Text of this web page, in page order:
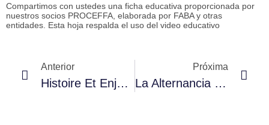
Compartimos con ustedes una ficha educativa proporcionada por
nuestros socios PROCEFFA, elaborada por FABA y otras
entidades. Esta hoja respalda el uso del video educativo
Anterior
Histoire Et Enjeux Des Dispositifs De Formation En Alternance – Philipe Meirieu
Próxima
La Alternancia – Un Sistema Innovador Y Pertinente Para Los Jóvenes – Dr. Louis Marie Bouges – Francia – Seminario Internacional De Alternancia – Honduras 2013